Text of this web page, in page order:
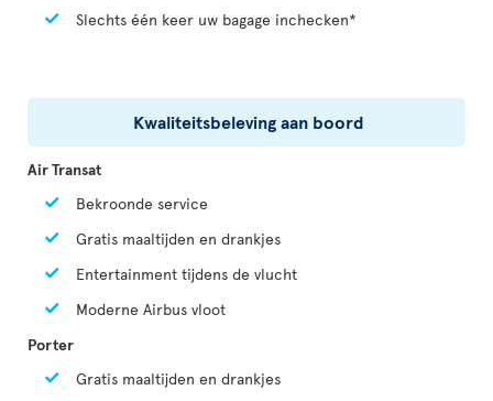
Slechts één keer uw bagage inchecken*
Kwaliteitsbeleving aan boord
Air Transat
Bekroonde service
Gratis maaltijden en drankjes
Entertainment tijdens de vlucht
Moderne Airbus vloot
Porter
Gratis maaltijden en drankjes